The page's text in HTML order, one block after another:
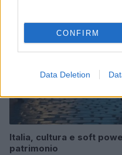
CONFIRM
Data Deletion
Italia, cultura e soft
patrimonio